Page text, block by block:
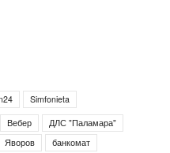
Simfonieta
Вебер
ДЛС "Паламара"
Яворов
банкомат